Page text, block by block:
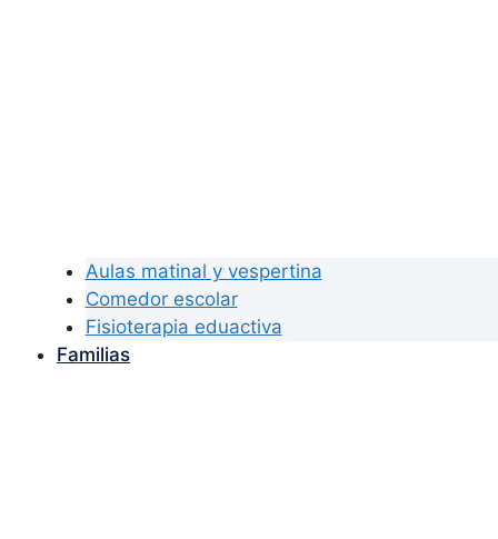
Aulas matinal y vespertina
Comedor escolar
Fisioterapia eduactiva
Familias